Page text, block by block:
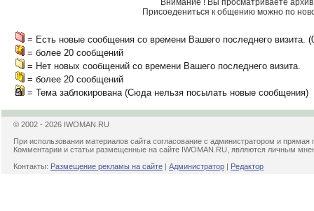
Внимание ! Вы просматриваете
Присоедениться к общению можно по
= Есть новые сообщения со времени Вашего последнего визита.
= более 20 сообщений
= Нет новых сообщений со времени Вашего последнего визита.
= более 20 сообщений
= Тема заблокирована (Сюда нельзя посылать новые сообщения)
© 2002 - 2026 IWOMAN.RU
При использовании материалов сайта согласование с администратором и прямая
Комментарии и статьи размещенные на сайте IWOMAN.RU, являются личным
Контакты: Размещение рекламы на сайте | Администратор | Редактор